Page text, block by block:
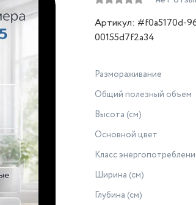
Артикул: #f0a5170d-
00155d7f2a34
Размораживание
Общий полезный объем
Высота (см)
Основной цвет
Класс
Ширина (см)
Глубина (см)